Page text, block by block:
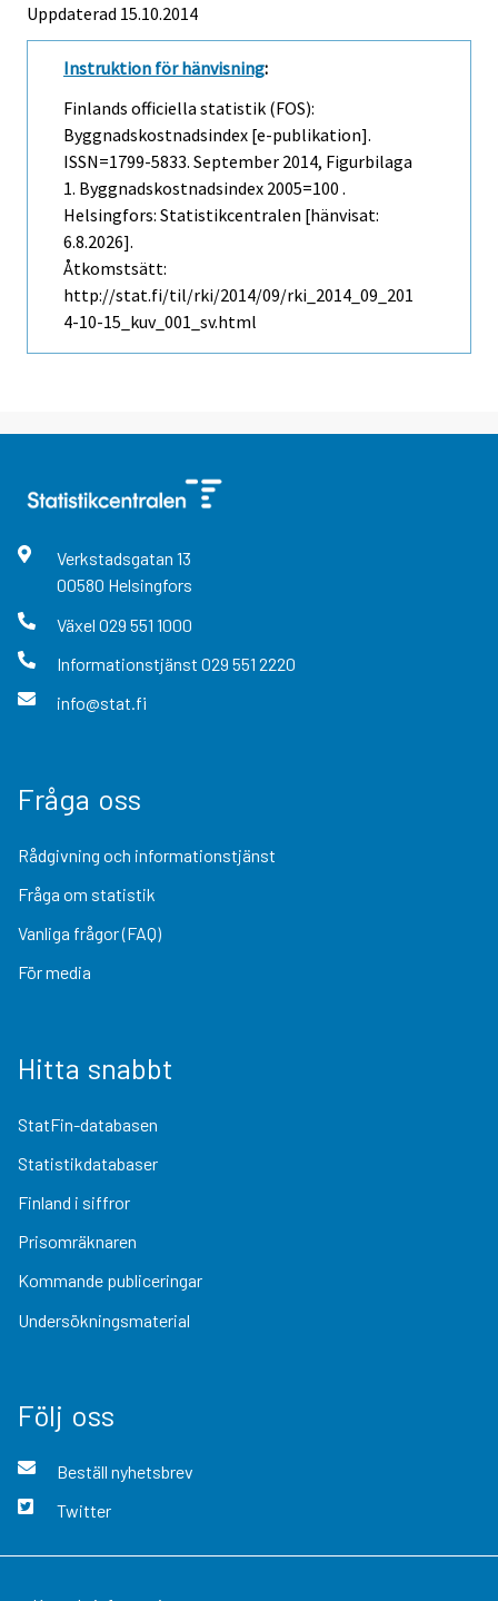
Uppdaterad 15.10.2014
Instruktion för hänvisning:
Finlands officiella statistik (FOS):
Byggnadskostnadsindex [e-publikation].
ISSN=1799-5833. September 2014, Figurbilaga
1. Byggnadskostnadsindex 2005=100 .
Helsingfors: Statistikcentralen [hänvisat:
6.8.2026].
Åtkomstsätt:
http://stat.fi/til/rki/2014/09/rki_2014_09_201
4-10-15_kuv_001_sv.html
Verkstadsgatan 13
00580 Helsingfors
Växel 029 551 1000
Informationstjänst 029 551 2220
info@stat.fi
Fråga oss
Rådgivning och informationstjänst
Fråga om statistik
Vanliga frågor (FAQ)
För media
Hitta snabbt
StatFin-databasen
Statistikdatabaser
Finland i siffror
Prisomräknaren
Kommande publiceringar
Undersökningsmaterial
Följ oss
Beställ nyhetsbrev
Twitter